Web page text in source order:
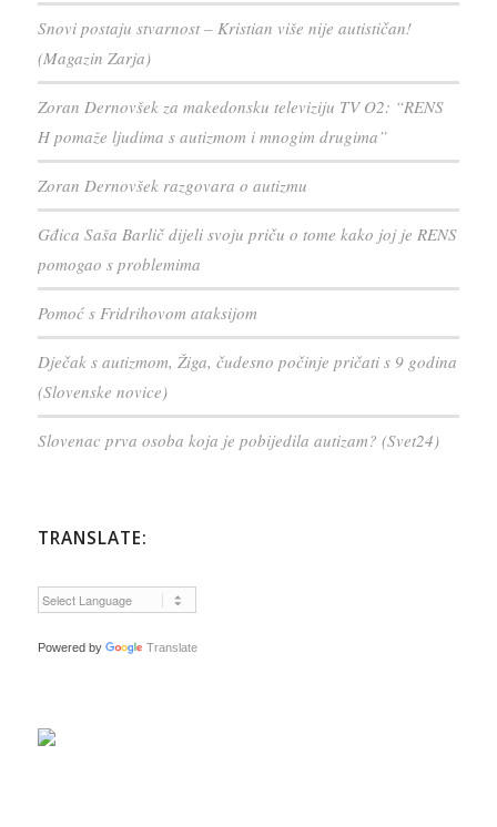
Snovi postaju stvarnost – Kristian više nije autističan!
(Magazin Zarja)
Zoran Dernovšek za makedonsku televiziju TV O2: “RENS
H pomaže ljudima s autizmom i mnogim drugima”
Zoran Dernovšek razgovara o autizmu
Gđica Saša Barlič dijeli svoju priču o tome kako joj je RENS
pomogao s problemima
Pomoć s Fridrihovom ataksijom
Dječak s autizmom, Žiga, čudesno počinje pričati s 9 godina
(Slovenske novice)
Slovenac prva osoba koja je pobijedila autizam? (Svet24)
TRANSLATE:
Powered by Translate